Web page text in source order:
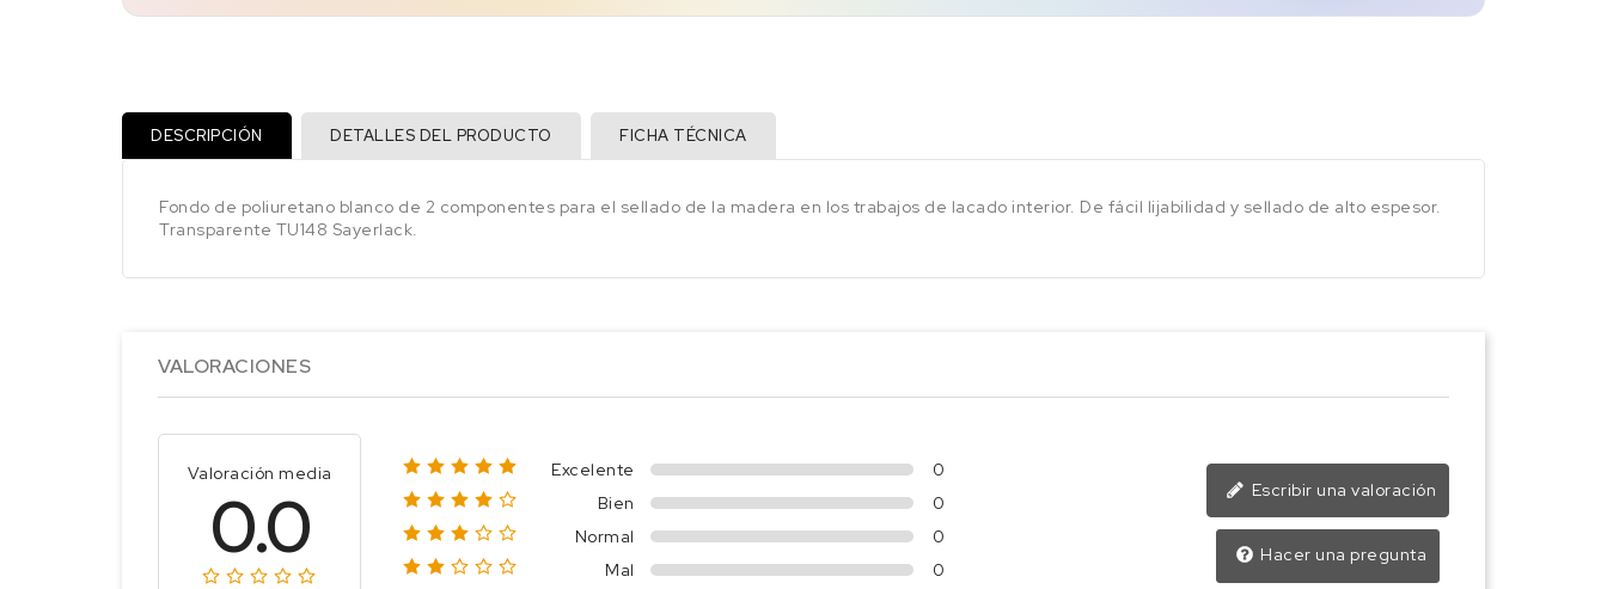
DESCRIPCIÓN DETALLES DEL PRODUCTO FICHA TÉCNICA
Fondo de poliuretano blanco de 2 componentes para el sellado de la madera en los trabajos de lacado interior. De fácil lijabilidad y sellado de alto espesor.
Transparente TU148 Sayerlack.
VALORACIONES
Valoración media
0.0
Excelente
0
Bien
0
Normal
0
Mal
0
Escribir una valoración
Hacer una pregunta